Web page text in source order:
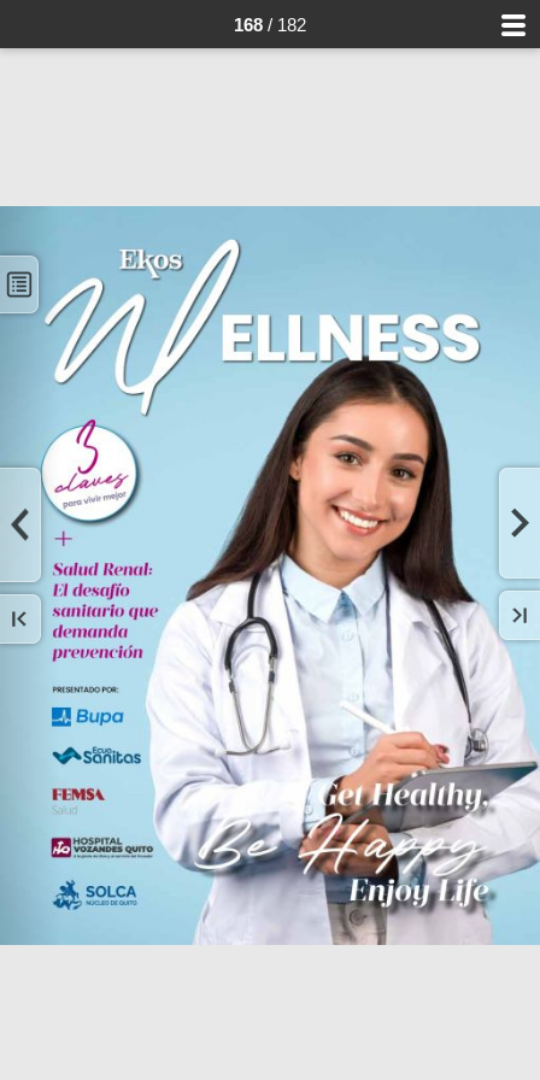
168 / 182